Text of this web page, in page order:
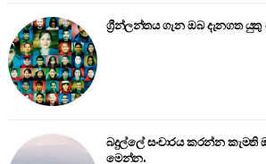
ග්‍රීන්ලන්තය ගැන ඔබ දැනගත
බදුල්ලේ සංචාරය කරන්න කැමති
මෙන්න.